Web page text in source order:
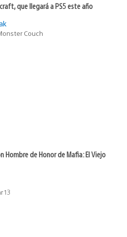
que llegará a PS5 este año
Couch
Hombre de Honor de Mafia: El Viejo
13